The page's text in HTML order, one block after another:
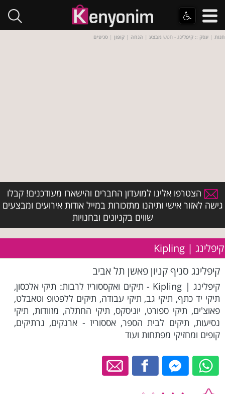
חנות | עסק :: קיפלינג - חפש מבצע | הנחה | קופון | סניפים
הצטרפו אלינו למועדון החברים והישארו מעודכנים! קבלו
גישה לאזור אישי ותיהנו מתזכורות במייל אודות אירועים ומבצעים
שווים בקניונים ובחנויות
קיפלינג | Kipling
קיפלינג סניף קניון פאשן תל אביב
קיפלינג | Kipling - תיקים ואקססוריז לרבות: תיקי אלכסון,
תיקי יד כתף, תיקי גב, תיקי עבודה, תיקים ללפטופ וטאבלט,
פאוצ'ים, תיקי ספורט, יוניסקס, תיקי החתלה, מזוודות, תיקי
נסיעות, תיקים לבית הספר, אססוריז - ארנקים, נרתיקים,
קופים ומחזיקי מפתחות ועוד